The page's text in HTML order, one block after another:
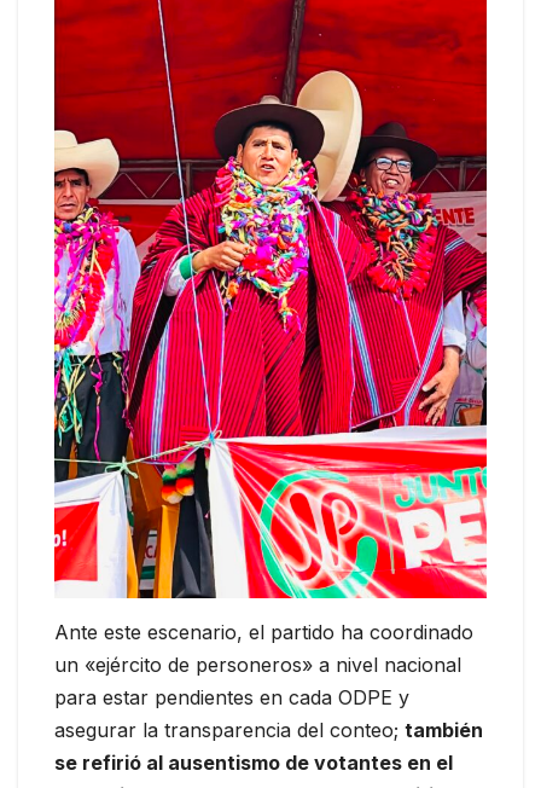
Ante este escenario, el partido ha coordinado
un «ejército de personeros» a nivel nacional
para estar pendientes en cada ODPE y
asegurar la transparencia del conteo; también
se refirió al ausentismo de votantes en el